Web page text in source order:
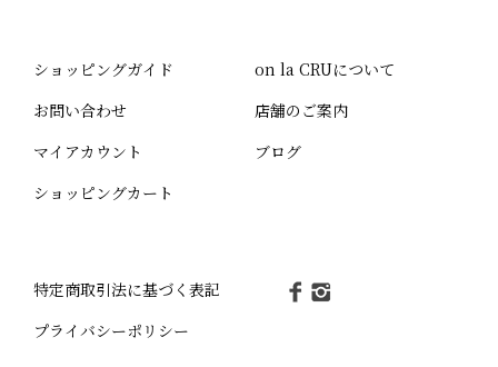
ショッピングガイド
お問い合わせ
マイアカウント
ショッピングカート
on la CRUについて
店舗のご案内
ブログ
特定商取引法に基づく表記
プライバシーポリシー